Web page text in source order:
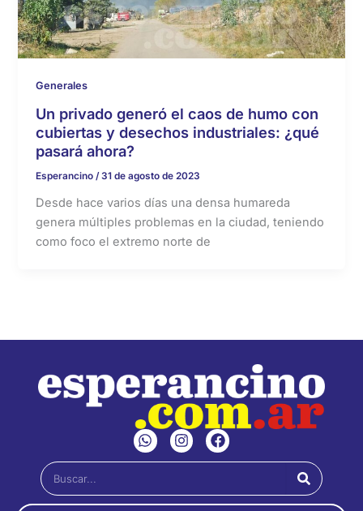
Generales
Un privado generó el caos de humo con
cubiertas y desechos industriales: ¿qué
pasará ahora?
Esperancino/31 de agosto de 2023
Desde hace varios días una densa humareda
genera múltiples problemas en la ciudad, teniendo
como foco el extremo norte de
W
h
a
s
I
n
s
a
F
a
c
b
Buscar